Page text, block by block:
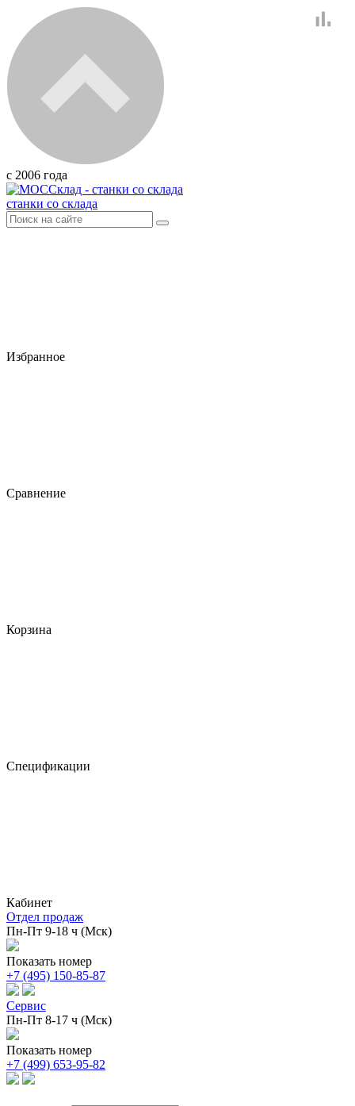
с 2006 года
станки со склада
Избранное
Сравнение
Корзина
Спецификации
Кабинет
Отдел продаж
Пн-Пт 9-18 ч (Мск)
Показать номер
+7 (495) 150-85-87
Сервис
Пн-Пт 8-17 ч (Мск)
Показать номер
+7 (499) 653-95-82